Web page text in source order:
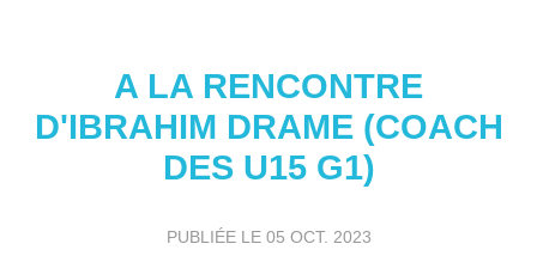
A LA RENCONTRE
D'IBRAHIM DRAME (COACH
DES U15 G1)
PUBLIÉE LE 05 OCT. 2023